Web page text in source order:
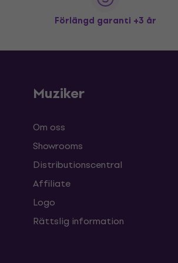
Förlängd garanti +3 år
Muziker
Om oss
Showrooms
Distributionscentral
Affiliate
Logo
Rättslig information